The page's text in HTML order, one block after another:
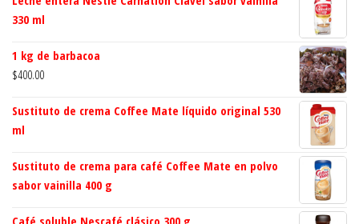
330 ml
1 kg de barbacoa
$400.00
Sustituto de crema Coffee Mate líquido original 530
ml
Sustituto de crema para café Coffee Mate en polvo
sabor vainilla 400 g
Café soluble Nescafé clásico 300 g